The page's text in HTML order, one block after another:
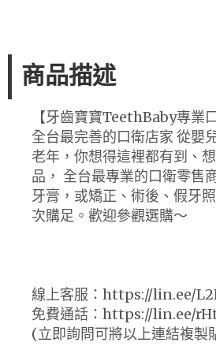
商品描述
【牙齒寶寶TeethBaby專業口
全台最完善的口衛店家 從嬰
老年，你想得這裡都有到、
品， 全台最專業的口衛零售
牙膏，或矯正、術後、假牙
次購足。歡迎參觀選購～
線上客服：https://lin.ee/
免費通話：https://lin.ee/
(立即詢問可將以上連結複製